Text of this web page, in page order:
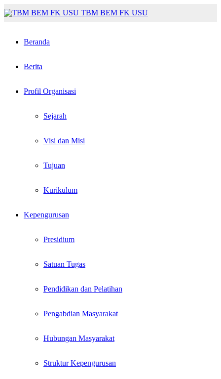
TBM BEM FK USU
Beranda
Berita
Profil Organisasi
Sejarah
Visi dan Misi
Tujuan
Kurikulum
Kepengurusan
Presidium
Satuan Tugas
Pendidikan dan Pelatihan
Pengabdian Masyarakat
Hubungan Masyarakat
Struktur Kepengurusan